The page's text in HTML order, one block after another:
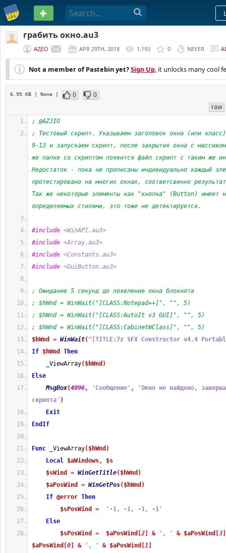
PASTEBIN
грабить окно.au3
AZJIO APR 29TH, 2018 1,193 0 NEVER
Not a member of Pastebin yet?Sign Up, it unlocks many cool
6.95 KB | None | 0
0
raw
; @AZJIO
; Тестовый скрипт. Указываем заголовок окна (или
9-13 и запускаем скрипт, после закрытия окна с
же папке со скриптом появится файл скрипт с таким же
Недостаток - пока не прописаны индивидуально каждый
протестировано на многих окнах, соответсвенно
Так же некоторые элементы как "кнопка" (Button) имеет
определяемых стилями, это тоже не детектируется.
#include <WinAPI.au3>
#include <Array.au3>
#include <Constants.au3>
#include <GuiButton.au3>
; Ожидание 5 секунд до появление окна блокнота
; $hWnd = WinWait("[CLASS:Notepad++]", "", 5)
; $hWnd = WinWait("[CLASS:AutoIt v3 GUI]", "", 5)
; $hWnd = WinWait("[CLASS:CabinetWClass]", "", 5)
$hWnd
= WinWait( "[TITLE:7z SFX Constructor v4.4
If $hWnd
Then
_ViewArray( $hWnd )
Else
MsgBox(4096, 'Сообщение' ,
'Окно не найдено,
скрипта' )
Exit
EndIf
Func _ViewArray( $hWnd )
Local $aWindows,
$s
$sWind
= WinGetTitle( $hWnd )
$aPosWind
= WinGetPos( $hWnd )
If @error Then
$sPosWind
=
'-1, -1, -1, -1'
Else
$sPosWind
= $aPosWind 2 & ', ' & $aPosWind 3
$aPosWind
0 & ', ' & $aPosWind 1